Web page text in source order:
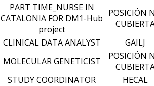
PART TIME_NURSE IN
CATALONIA FOR DM1-Hub
project
POSICIÓN
CLINICAL DATA ANALYST
GAILJ
MOLECULAR GENETICIST
POSICIÓN
STUDY COORDINATOR HECAL